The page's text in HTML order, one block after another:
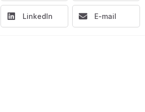
LinkedIn E-mail